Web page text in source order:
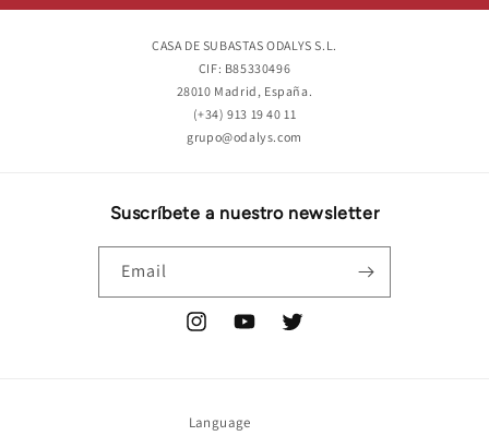
CASA DE SUBASTAS ODALYS S.L.
CIF: B85330496
28010 Madrid, España.
(+34) 913 19 40 11
grupo@odalys.com
Suscríbete a nuestro newsletter
Email
InstagramYouTubeTwitter
Language